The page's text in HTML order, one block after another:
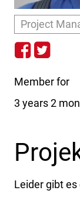
Project
http://
Member for
3 years 2
Leider gibt